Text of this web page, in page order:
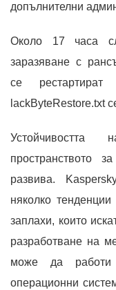
допълнителни
Около 17 часа
заразяване с
се
lackByteRestore.txt
пространството
развива.
няколко
заплахи, които
разработване на
може да работи
операционни